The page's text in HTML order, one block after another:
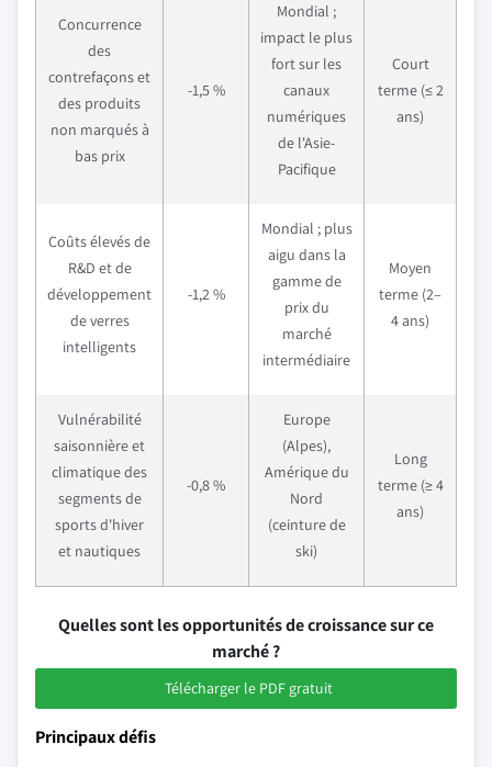
Concurrence
des
contrefaçons et
des produits
non marqués à
bas prix
-1,5 %
Mondial ;
impact le plus
fort sur les
canaux
numériques
de l'Asie-
Pacifique
Court
terme (≤ 2
ans)
Coûts élevés de
R&D et de
développement
de verres
intelligents
-1,2 %
Mondial ; plus
aigu dans la
gamme de
prix du
marché
intermédiaire
Moyen
terme (2–
4 ans)
Vulnérabilité
saisonnière et
climatique des
segments de
sports d'hiver
et nautiques
-0,8 %
Europe
(Alpes),
Amérique du
Nord
(ceinture de
ski)
Long
terme (≥ 4
ans)
Quelles sont les opportunités de croissance sur ce
marché ?
Télécharger le PDF gratuit
Principaux défis